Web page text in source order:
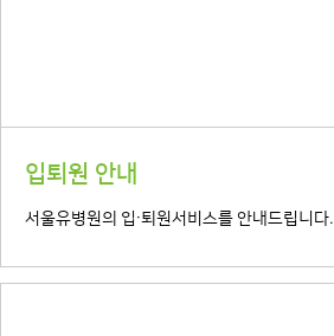
입퇴원 안내
서울유병원의 입·퇴원서비스를 안내드립니다.